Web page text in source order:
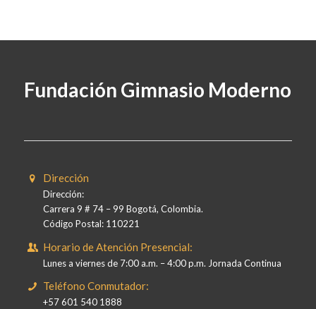
Fundación Gimnasio Moderno
Dirección
Dirección:
Carrera 9 # 74 – 99 Bogotá, Colombia.
Código Postal: 110221
Horario de Atención Presencial:
Lunes a viernes de 7:00 a.m. – 4:00 p.m. Jornada Continua
Teléfono Conmutador:
+57 601 540 1888